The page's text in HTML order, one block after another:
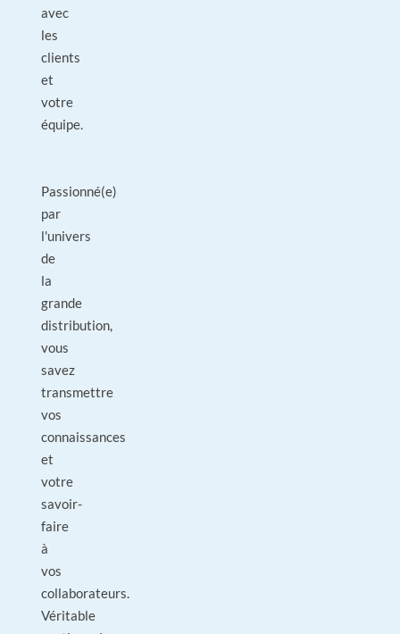
avec
les
clients
et
votre
équipe.
Passionné(e)
par
l'univers
de
la
grande
distribution,
vous
savez
transmettre
vos
connaissances
et
votre
savoir-
faire
à
vos
collaborateurs.
Véritable